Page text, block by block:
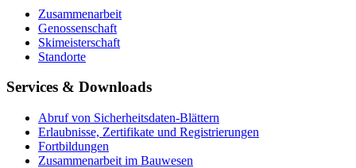
Zusammenarbeit
Genossenschaft
Skimeisterschaft
Standorte
Services & Downloads
Abruf von Sicherheitsdaten-Blättern
Erlaubnisse, Zertifikate und Registrierungen
Fortbildungen
Zusammenarbeit im Bauwesen